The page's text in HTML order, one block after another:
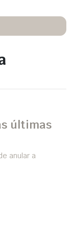
últimas
anular a